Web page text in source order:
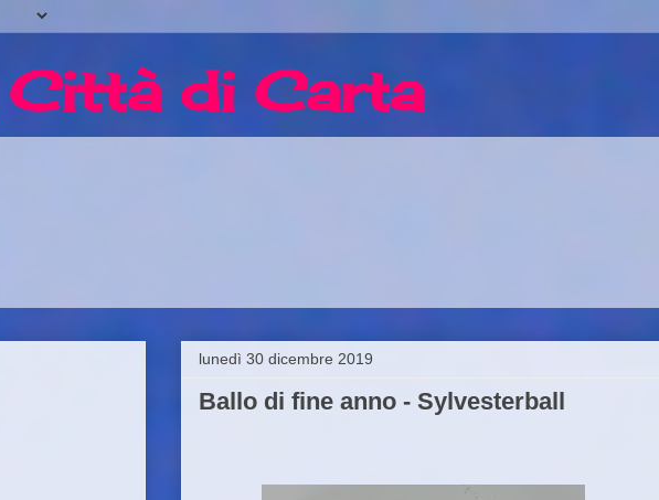
Città di Carta
lunedì 30 dicembre 2019
Ballo di fine anno - Sylvesterball